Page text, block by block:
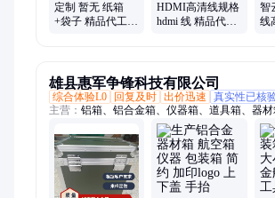
定制 暂无 纸箱
+袋子 精品代工
HDMI高清线规格
hdmi 线 精品代工
智
线
雄县惠军争锋科技有限公司
综合体验L0
回复及时 出价迅速 真实性已核
主营： 铝箱、铝合金箱、仪器箱、道具箱、器
纳箱、航空箱、工具箱、电子仪表箱、实验仪器
材箱、指挥作业箱、侦查作业箱、勘测仪器包
箱、乐器包装箱、舞台道具箱、服装道具箱、运
设备箱、五金工具箱、铝合金航空箱、产品展示